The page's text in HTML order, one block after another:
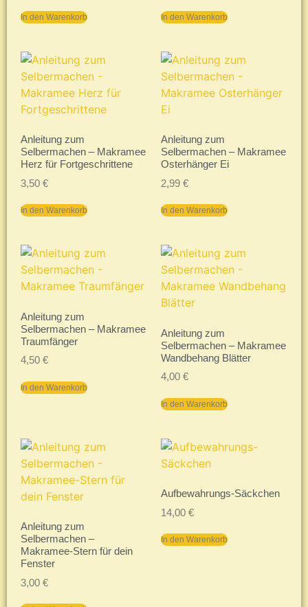
In den Warenkorb In den Warenkorb
Anleitung zum
Selbermachen – Makramee
Herz für Fortgeschrittene
3,50 €
In den Warenkorb
Anleitung zum
Selbermachen – Makramee
Osterhänger Ei
2,99 €
In den Warenkorb
Anleitung zum
Selbermachen – Makramee
Traumfänger
4,50 €
In den Warenkorb
Anleitung zum
Selbermachen – Makramee
Wandbehang Blätter
4,00 €
In den Warenkorb
Anleitung zum
Selbermachen –
Makramee-Stern für dein
Fenster
3,00 €
Aufbewahrungs-Säckchen
14,00 €
In den Warenkorb